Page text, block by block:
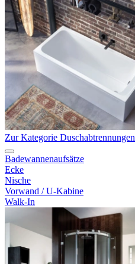
Zur Kategorie Duschabtrennungen
Badewannenaufsätze
Ecke
Nische
Vorwand / U-Kabine
Walk-In